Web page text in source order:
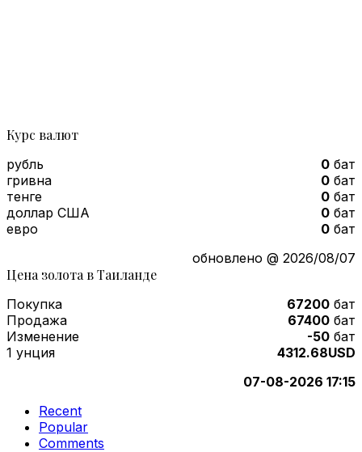
Курс валют
рубль 0 бат
гривна
0 бат
тенге
0 бат
доллар США
0 бат
евро
0 бат
обновлено @ 2026/08/07
Цена золота в Таиланде
Покупка 67200 бат
Продажа
67400 бат
Изменение
-50 бат
1 унция
4312.68USD
07-08-2026 17:15
Recent
Popular
Comments